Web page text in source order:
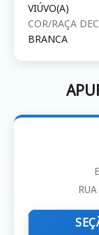
VIÚVO(A)
COR/RAÇA
BRANCA